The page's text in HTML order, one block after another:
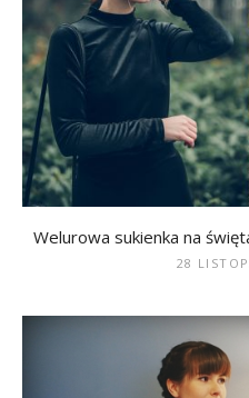
Welurowa sukienka na
28